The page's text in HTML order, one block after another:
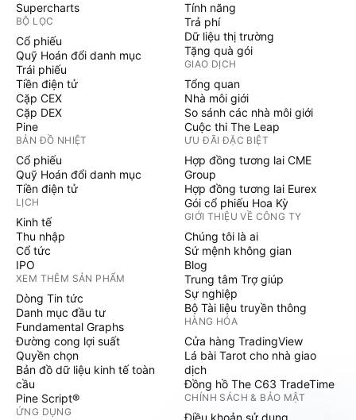
Supercharts
BỘ LỌC
Cổ phiếu
Quỹ Hoán đổi danh mục
Trái phiếu
Tiền điện tử
Cặp CEX
Cặp DEX
Pine
BẢN ĐỒ NHIỆT
Cổ phiếu
Quỹ Hoán đổi danh mục
Tiền điện tử
LỊCH
Kinh tế
Thu nhập
Cổ tức
IPO
XEM THÊM SẢN PHẨM
Dòng Tin tức
Danh mục đầu tư
Fundamental Graphs
Đường cong lợi suất
Quyền chọn
Bản đồ dữ liệu kinh tế toàn
cầu
Pine Script®
ỨNG DỤNG
Tính năng
Trả phí
Dữ liệu thị trường
Tặng quà gói
GIAO DỊCH
Tổng quan
Nhà môi giới
So sánh các nhà môi giới
Cuộc thi The Leap
ƯU ĐÃI ĐẶC BIỆT
Hợp đồng tương lai CME
Group
Hợp đồng tương lai Eurex
Gói cổ phiếu Hoa Kỳ
GIỚI THIỆU VỀ CÔNG TY
Chúng tôi là ai
Sứ mệnh không gian
Blog
Trung tâm Trợ giúp
Sự nghiệp
Bộ Tài liệu truyền thông
HÀNG HÓA
Cửa hàng TradingView
Lá bài Tarot cho nhà giao
dịch
Đồng hồ The C63 TradeTime
CHÍNH SÁCH & BẢO MẬT
Điều khoản sử dụng